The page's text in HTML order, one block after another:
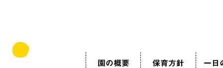
園の概要 保育方針 一日